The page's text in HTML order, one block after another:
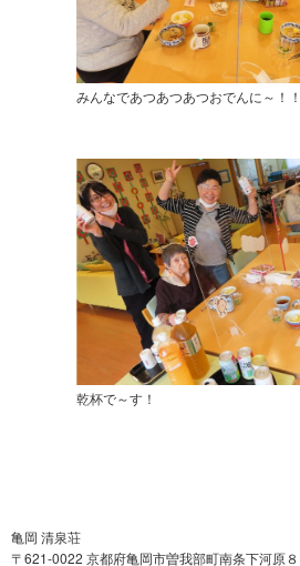
みんなであつあつあつおでんに～！！
乾杯で～す！
亀岡 清泉荘
〒621-0022 京都府亀岡市曽我部町南条下河原８